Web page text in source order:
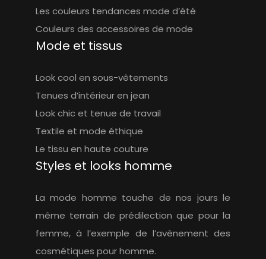
Les couleurs tendances mode d’été
Couleurs des accessoires de mode
Mode et tissus
Look cool en sous-vêtements
Tenues d’intérieur en jean
Look chic et tenue de travail
Textile et mode éthique
Le tissu en haute couture
Styles et looks homme
La mode homme touche de nos jours le
même terrain de prédilection que pour la
femme, à l’exemple de l’avènement des
cosmétiques pour homme.